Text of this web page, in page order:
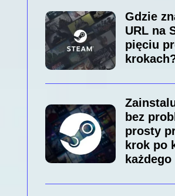
Gdzie
URL na
pięciu
bez
prosty
krok po
każdego